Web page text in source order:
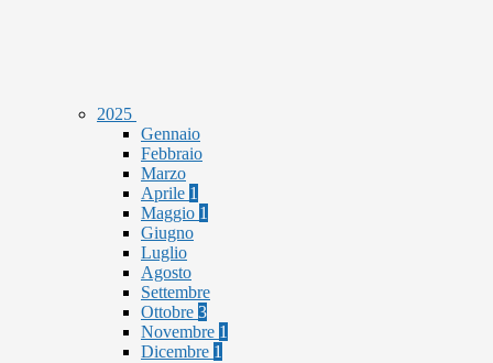
2025
Gennaio
Febbraio
Marzo
Aprile 1
Maggio 1
Giugno
Luglio
Agosto
Settembre
Ottobre 3
Novembre 1
Dicembre 1